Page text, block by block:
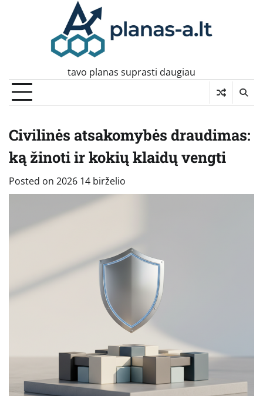
tavo planas suprasti daugiau
Civilinės atsakomybės draudimas:
ką žinoti ir kokių klaidų vengti
Posted on 2026 14 birželio